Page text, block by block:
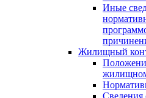
Иные
Жилищный
Сведения